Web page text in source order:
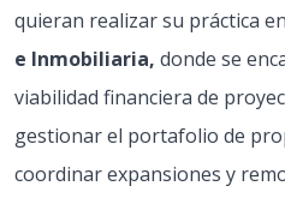
quieran realizar su práctica
e Inmobiliaria, donde se
viabilidad financiera de
gestionar el portafolio de
coordinar expansiones y